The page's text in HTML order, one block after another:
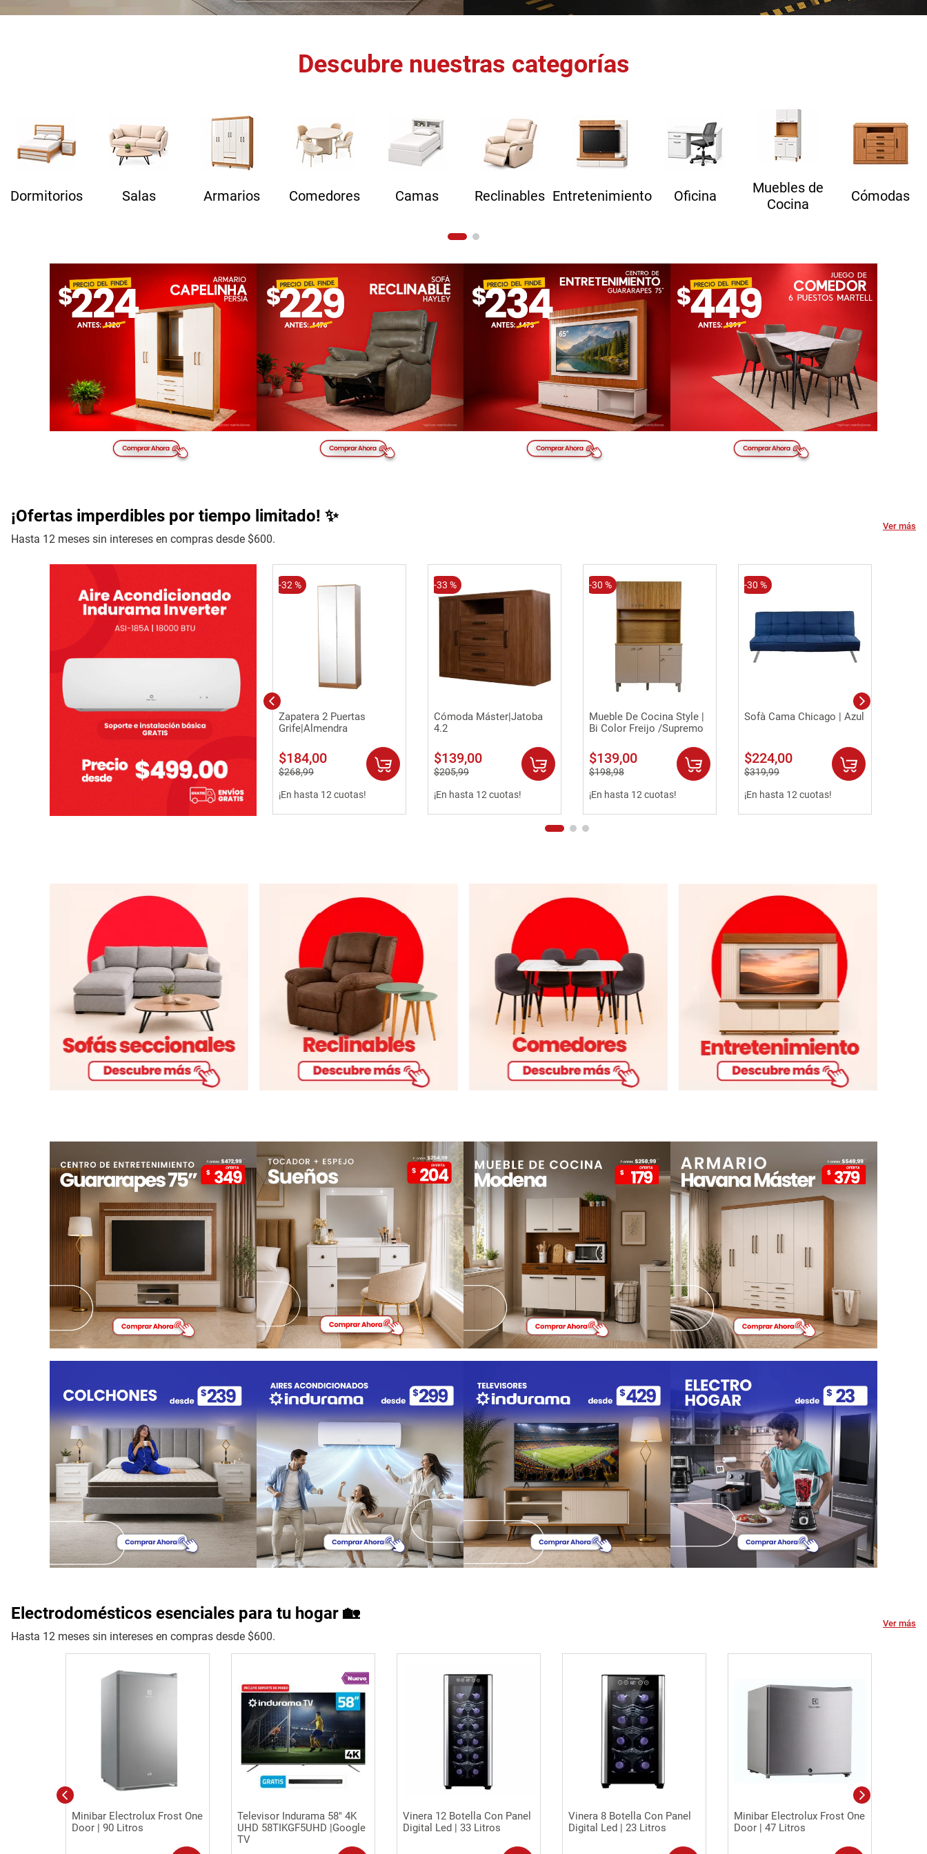
Descubre nuestras categorías
Dormitorios Salas Armarios Comedores Camas Reclinables Entretenimiento Oficina
Muebles de
Cocina
Cómodas
¡Ofertas imperdibles por tiempo limitado! ✨
Hasta 12 meses sin intereses en compras desde $600.
Ver más
-32 %
Vista rápida
Zapatera 2 Puertas
Grife|Almendra
$184,00
$268,99
¡En hasta 12 cuotas!
-33 %
Vista rápida
Cómoda Máster|Jatoba
4.2
$139,00
$205,99
¡En hasta 12 cuotas!
-30 %
Vista rápida
Mueble De Cocina Style |
Bi Color Freijo /Supremo
$139,00
$198,98
¡En hasta 12 cuotas!
-30 %
Vista rápida
Sofà Cama Chicago | Azul
$224,00
$319,99
¡En hasta 12 cuotas!
Electrodomésticos esenciales para tu hogar 🏡
Hasta 12 meses sin intereses en compras desde $600.
Ver más
Vista rápida
Minibar Electrolux Frost One
Door | 90 Litros
Vista rápida
Televisor Indurama 58" 4K
UHD 58TIKGF5UHD |Google
TV
Vista rápida
Vinera 12 Botella Con Panel
Digital Led | 33 Litros
Vista rápida
Vinera 8 Botella Con Panel
Digital Led | 23 Litros
Vista rápida
Minibar Electrolux Frost One
Door | 47 Litros